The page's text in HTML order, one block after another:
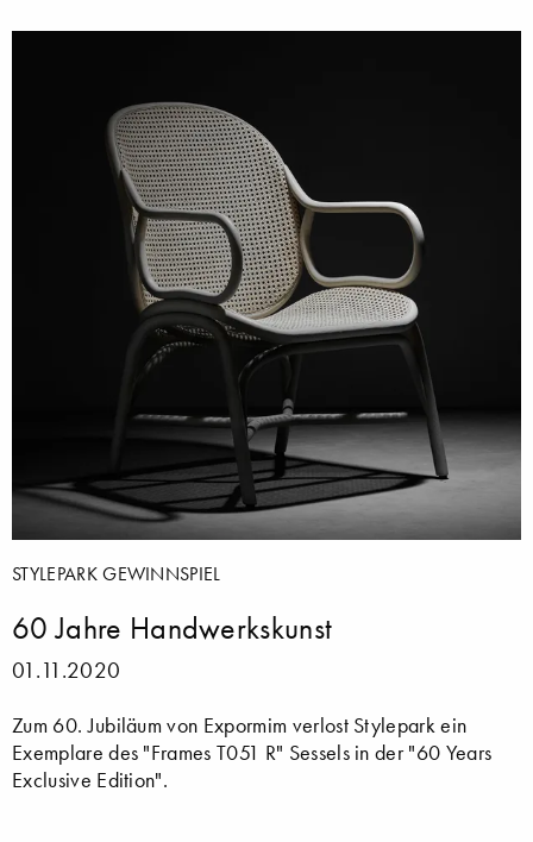
STYLEPARK GEWINNSPIEL
60 Jahre Handwerkskunst
01.11.2020
Zum 60. Jubiläum von Expormim verlost Stylepark ein
Exemplare des "Frames T051 R" Sessels in der "60 Years
Exclusive Edition".